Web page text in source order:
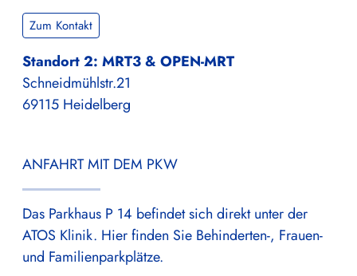
Zum Kontakt
Standort 2: MRT3 & OPEN-MRT
Schneidmühlstr.21
69115 Heidelberg
ANFAHRT MIT DEM PKW
Das Parkhaus P 14 befindet sich direkt unter der
ATOS Klinik. Hier finden Sie Behinderten-, Frauen-
und Familienparkplätze.